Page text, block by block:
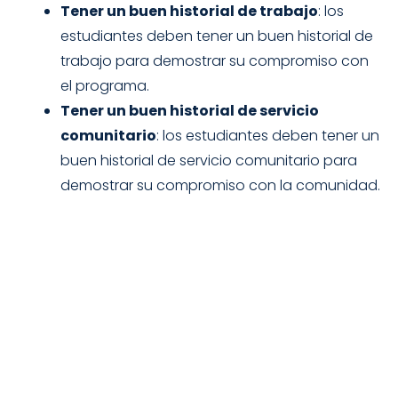
Tener un buen historial de trabajo: los
estudiantes deben tener un buen historial de
trabajo para demostrar su compromiso con
el programa.
Tener un buen historial de servicio
comunitario: los estudiantes deben tener un
buen historial de servicio comunitario para
demostrar su compromiso con la comunidad.